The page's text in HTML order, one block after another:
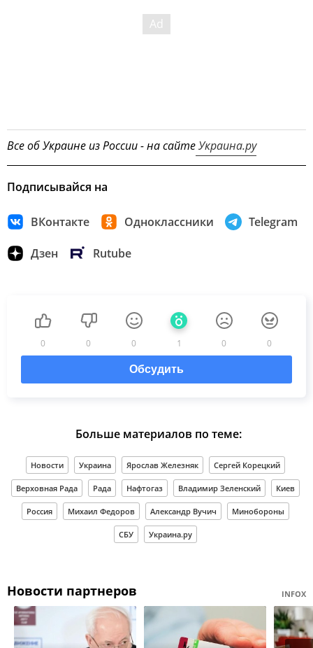
Все об Украине из России - на сайтеУкраина.ру
Подписывайся на
ВКонтакте Одноклассники Telegram
Дзен Rutube
0 0 0 1 0 0
Обсудить
Больше материалов по теме:
Новости Украина Ярослав Железняк Сергей Корецкий
Верховная Рада Рада Нафтогаз Владимир Зеленский Киев
Россия Михаил Федоров Александр Вучич Минобороны
СБУ Украина.ру
Новости партнеров INFOX